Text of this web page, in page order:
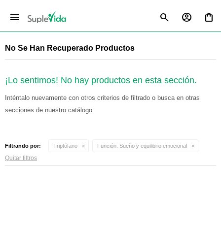
menu
No Se Han Recuperado Productos
¡Lo sentimos! No hay productos en esta sección.
Inténtalo nuevamente con otros criterios de filtrado o busca en otras
secciones de nuestro catálogo.
Filtrando por: Triptófano Función: Sueño y equilibrio emocional
Quitar filtros